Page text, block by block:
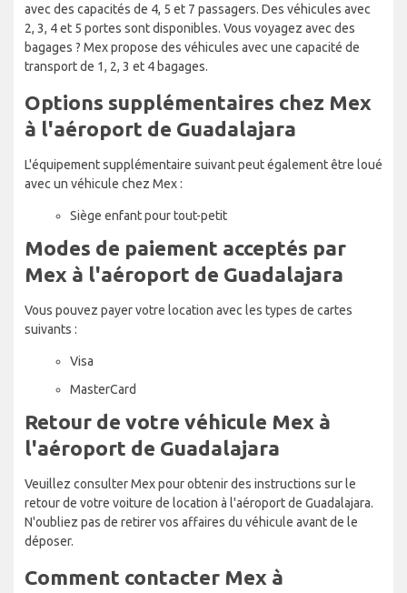
avec des capacités de 4, 5 et 7 passagers. Des véhicules avec
2, 3, 4 et 5 portes sont disponibles. Vous voyagez avec des
bagages ? Mex propose des véhicules avec une capacité de
transport de 1, 2, 3 et 4 bagages.
Options supplémentaires chez Mex
à l'aéroport de Guadalajara
L'équipement supplémentaire suivant peut également être loué
avec un véhicule chez Mex :
Siège enfant pour tout-petit
Modes de paiement acceptés par
Mex à l'aéroport de Guadalajara
Vous pouvez payer votre location avec les types de cartes
suivants :
Visa
MasterCard
Retour de votre véhicule Mex à
l'aéroport de Guadalajara
Veuillez consulter Mex pour obtenir des instructions sur le
retour de votre voiture de location à l'aéroport de Guadalajara.
N'oubliez pas de retirer vos affaires du véhicule avant de le
déposer.
Comment contacter Mex à